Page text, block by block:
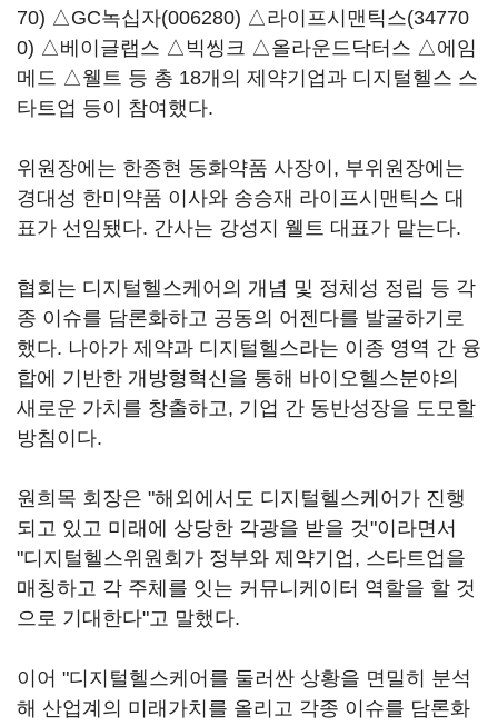
70) △GC녹십자(006280) △라이프시맨틱스(34770
0) △베이글랩스 △빅씽크 △올라운드닥터스 △에임
메드 △웰트 등 총 18개의 제약기업과 디지털헬스 스
타트업 등이 참여했다.
위원장에는 한종현 동화약품 사장이, 부위원장에는
경대성 한미약품 이사와 송승재 라이프시맨틱스 대
표가 선임됐다. 간사는 강성지 웰트 대표가 맡는다.
협회는 디지털헬스케어의 개념 및 정체성 정립 등 각
종 이슈를 담론화하고 공동의 어젠다를 발굴하기로
했다. 나아가 제약과 디지털헬스라는 이종 영역 간 융
합에 기반한 개방형혁신을 통해 바이오헬스분야의
새로운 가치를 창출하고, 기업 간 동반성장을 도모할
방침이다.
원희목 회장은 "해외에서도 디지털헬스케어가 진행
되고 있고 미래에 상당한 각광을 받을 것"이라면서
"디지털헬스위원회가 정부와 제약기업, 스타트업을
매칭하고 각 주체를 잇는 커뮤니케이터 역할을 할 것
으로 기대한다"고 말했다.
이어 "디지털헬스케어를 둘러싼 상황을 면밀히 분석
해 산업계의 미래가치를 올리고 각종 이슈를 담론화